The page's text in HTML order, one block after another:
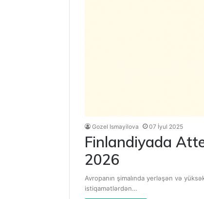
Gozel Ismayilova 07 İyul 2025
Finlandiyada
2026
Avropanın şimalında yerləşən və
istiqamətlərdən…